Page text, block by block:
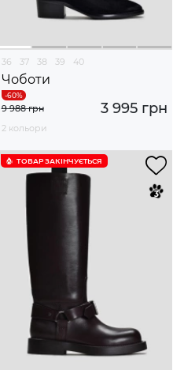
36 37 38 39 40
Чоботи
3 995 грн
9 988 грн
2 кольори
ТОВАР ЗАКІНЧУЄTЬСЯ